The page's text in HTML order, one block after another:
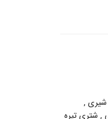
شیری ,
, شتری تیره